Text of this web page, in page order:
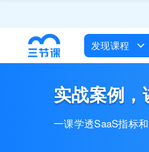
发现课程
实战案例
一课学透SaaS指标